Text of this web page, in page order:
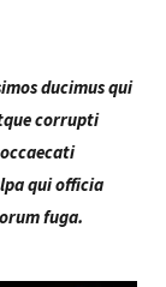
ducimus qui
corrupti
qui officia
fuga.